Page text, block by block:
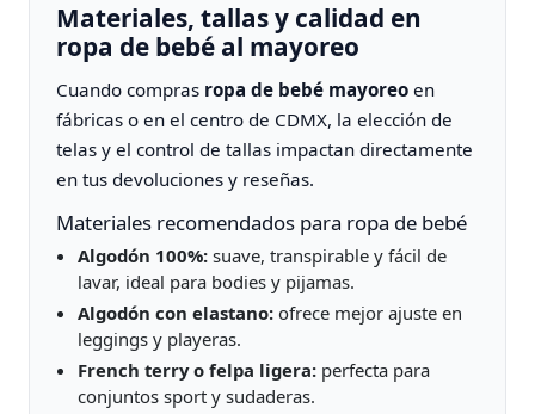
Materiales, tallas y calidad en
ropa de bebé al mayoreo
Cuando compras ropa de bebé mayoreo en
fábricas o en el centro de CDMX, la elección de
telas y el control de tallas impactan directamente
en tus devoluciones y reseñas.
Materiales recomendados para ropa de bebé
Algodón 100%:suave, transpirable y fácil de
lavar, ideal para bodies y pijamas.
Algodón con elastano:ofrece mejor ajuste en
leggings y playeras.
French terry o felpa ligera:perfecta para
conjuntos sport y sudaderas.